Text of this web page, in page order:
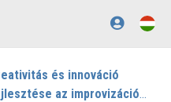
és innováció
az improvizáció